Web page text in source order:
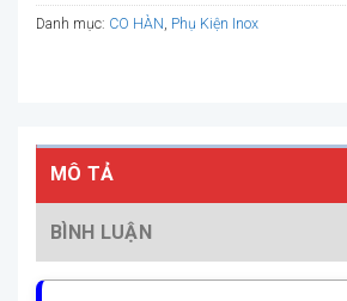
Danh mục: CO HÀN, Phụ Kiện Inox
MÔ TẢ
BÌNH LUẬN